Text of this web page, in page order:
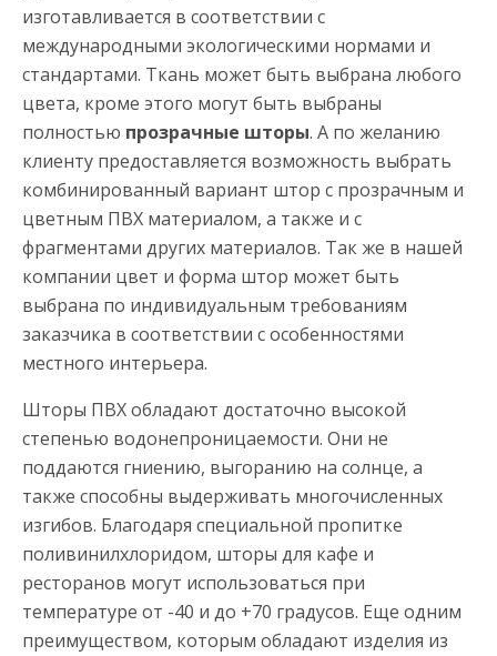
изготавливается в соответствии с
международными экологическими нормами и
стандартами. Ткань может быть выбрана любого
цвета, кроме этого могут быть выбраны
полностью прозрачные шторы. А по желанию
клиенту предоставляется возможность выбрать
комбинированный вариант штор с прозрачным и
цветным ПВХ материалом, а также и с
фрагментами других материалов. Так же в нашей
компании цвет и форма штор может быть
выбрана по индивидуальным требованиям
заказчика в соответствии с особенностями
местного интерьера.
Шторы ПВХ обладают достаточно высокой
степенью водонепроницаемости. Они не
поддаются гниению, выгоранию на солнце, а
также способны выдерживать многочисленных
изгибов. Благодаря специальной пропитке
поливинилхлоридом, шторы для кафе и
ресторанов могут использоваться при
температуре от -40 и до +70 градусов. Еще одним
преимуществом, которым обладают изделия из